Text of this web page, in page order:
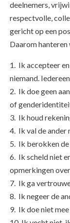
deelnemers,
respectvolle,
gericht op een
Daarom hanteren
1. Ik accepteer
niemand.
2. Ik doe geen
of
3. Ik houd
4. Ik val de ander
5. Ik berokken de
6. Ik scheld niet
opmerkingen
7. Ik ga
8. Ik negeer de
9. Ik doe niet